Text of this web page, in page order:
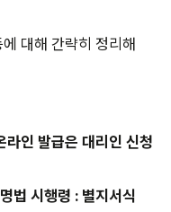
대해 간략히 정리해
라인 발급은 대리인 신청
법 시행령 : 별지서식